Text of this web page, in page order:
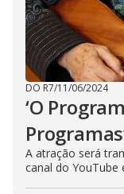
DO R7/11/06/2024
‘O
A atração será
canal do